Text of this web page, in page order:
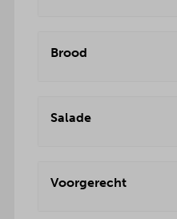
Brood
Salade
Voorgerecht